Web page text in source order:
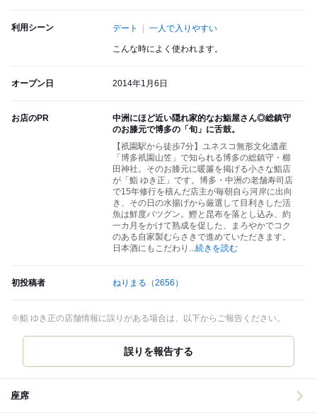
利用シーン デート 一人で入りやすい
こんな時によく使われます。
オープン日 2014年1月6日
お店のPR
中洲にほど近い隠れ家的なお鮨屋さん◎総鎮守
のお膝元で博多の「旬」に舌鼓。
【祇園駅から徒歩7分】ユネスコ無形文化遺産
「博多祇園山笠」で知られる博多の総鎮守・櫛
田神社。そのお膝元に暖簾を掲げる小さな鮨店
が「鮨 ゆき正」です。博多・中洲の老舗寿司店
で15年修行を積んだ店主が毎朝自ら河岸に出向
き、その日の水揚げから厳選して目利きした活
魚は鮮度バツグン。鰹と昆布を落とし込み、約
一カ月をかけて熟成を促した、まろやかでコク
のある自家製むらさきで進めていただきます。
日本酒にもこだわり ...続きを読む
初投稿者 ねりまる （2656）
※鮨 ゆき正の店舗情報に誤りがある場合は、以下からご報告ください。
誤りを報告する
座席